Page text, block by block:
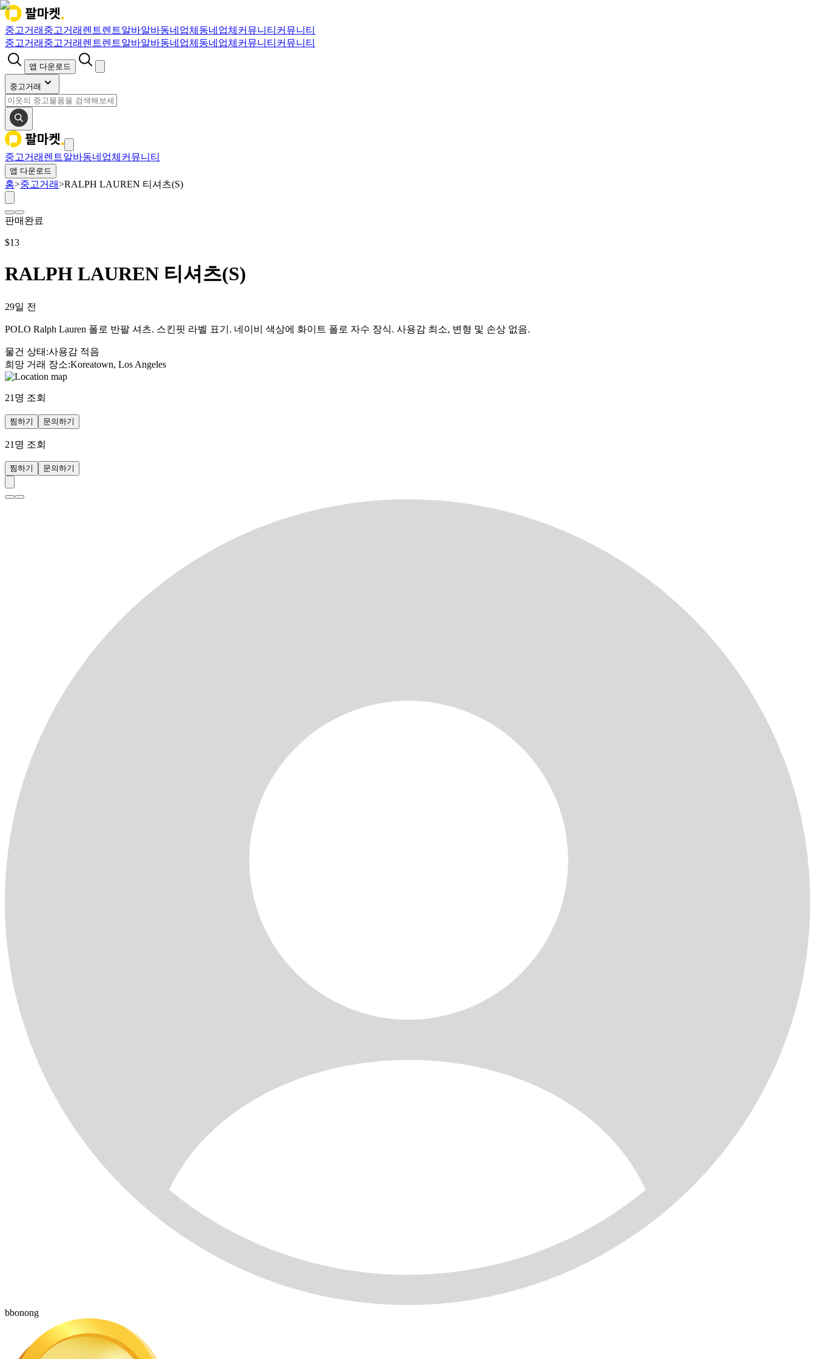
중고거래 중고거래 렌트렌트알바알바동네업체 동네업체 커뮤니티 커뮤니티
중고거래 중고거래 렌트렌트알바알바동네업체 동네업체 커뮤니티 커뮤니티
앱 다운로드
중고거래
중고거래 렌트알바동네업체 커뮤니티
앱 다운로드
홈>중고거래>RALPH LAUREN 티셔츠(S)
판매완료
$13
RALPH LAUREN 티셔츠(S)
29일 전
POLO Ralph Lauren 폴로 반팔 셔츠. 스킨핏 라벨 표기. 네이비 색상에 화이트 폴로 자수 장식. 사용감 최소, 변형 및 손상 없음.
물건 상태 :사용감 적음
희망 거래 장소:Koreatown, Los Angeles
21 명 조회
찜하기 문의하기
21 명 조회
찜하기 문의하기
bbonong